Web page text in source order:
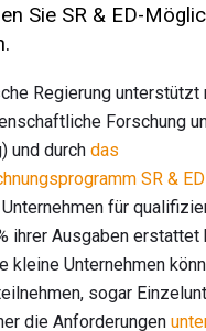
Sie SR & ED-
Regierung unterstützt
Forschung
und durch das
SR & ED
für
ihrer Ausgaben erstattet
kleine Unternehmen
sogar
die Anforderungen